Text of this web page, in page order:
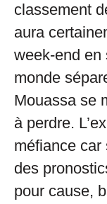
classement
aura
week-end en
monde
Mouassa se
à perdre.
méfiance
des
pour cause,